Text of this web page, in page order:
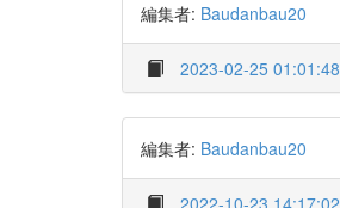
編集者: Baudanbau20
2023-02-25 01:01:48
編集者: Baudanbau20
2022-10-23 14:17:02